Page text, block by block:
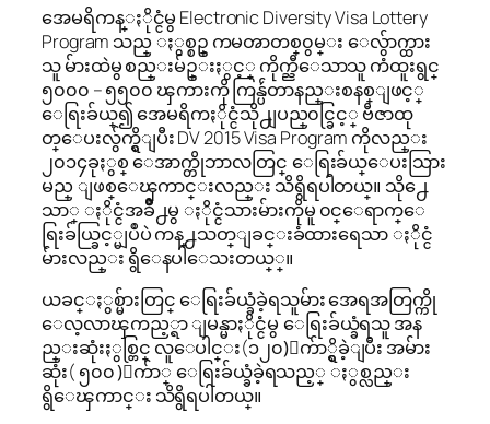
အေမရိကန္ႏိုင္ငံမွ Electronic Diversity Visa Lottery
Program သည္ ႏွစ္စဥ္ ကမၻာတစ္၀ွမ္း ေလွ်ာက္ထား
သူ မ်ားထဲမွ စည္းမ်ဥ္းႏွင့္ ကိုက္ညီေသာသူ ကံထူးရွင္
၅၀၀၀ – ၅၅၀၀ ၾကားကို ကြန္ပ်ဴတာနည္းစနစ္ျဖင့္
ေရြးခ်ယ္၍ အေမရိကႏိုင္ငံသို႕ျပည္၀င္ခြင့္ ဗီဇာထု
တ္ေပးလွ်က္ရွိျပီး DV 2015 Visa Program ကိုလည္း
၂၀၁၄ခုႏွစ္ ေအာက္တိုဘာလတြင္ ေရြးခ်ယ္ေပးသြား
မည္ ျဖစ္ေၾကာင္းလည္း သိရွိရပါတယ္။ သို႕ေ
သာ္ ႏိုင္ငံအခ်ိဳ႕မွ ႏိုင္ငံသားမ်ားကိုမူ ၀င္ေရာက္ေ
ရြးခ်ယ္ခြင့္မျပဳပဲ ကန္႕သတ္ျခင္းခံထားရေသာ ႏိုင္ငံ
မ်ားလည္း ရွိေနပါေသးတယ္္။
ယခင္ႏွစ္မ်ားတြင္ ေရြးခ်ယ္ခံခဲ့ရသူမ်ား အေရအတြက္ကို
ေလ့လာၾကည့္ရာ ျမန္မာႏိုင္ငံမွ ေရြးခ်ယ္ခံရသူ အန
ည္းဆုံးႏွစ္တြင္ လူေပါင္း(၁၂၀)ေက်ာ္ရွိခဲ့ျပီး အမ်ား
ဆုံး( ၅၀၀ )ေက်ာ္ ေရြးခ်ယ္ခံခဲ့ရသည့္ ႏွစ္လည္း
ရွိေၾကာင္း သိရွိရပါတယ္။